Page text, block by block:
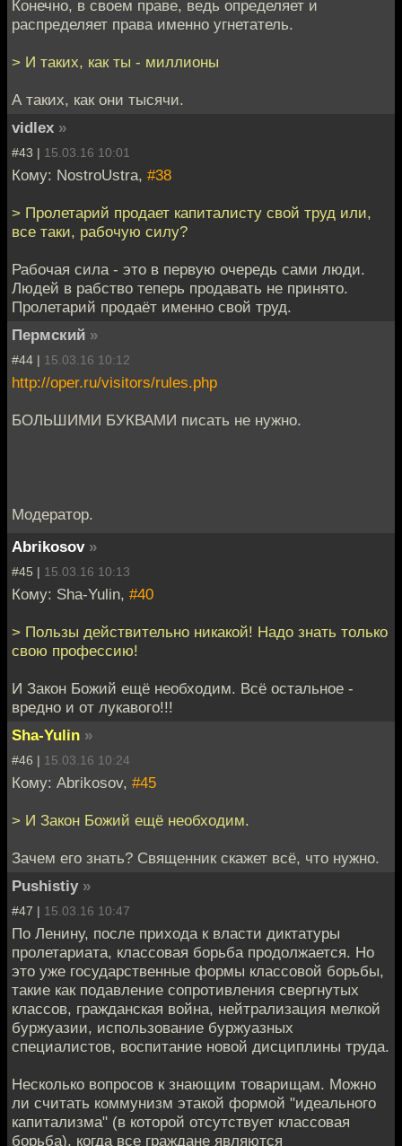
Конечно, в своем праве, ведь определяет и
распределяет права именно угнетатель.
> И таких, как ты - миллионы
А таких, как они тысячи.
vidlex »
#43 | 15.03.16 10:01
Кому: NostroUstra, #38
> Пролетарий продает капиталисту свой труд или,
все таки, рабочую силу?
Рабочая сила - это в первую очередь сами люди.
Людей в рабство теперь продавать не принято.
Пролетарий продаёт именно свой труд.
Пермский »
#44 | 15.03.16 10:12
http://oper.ru/visitors/rules.php
БОЛЬШИМИ БУКВАМИ писать не нужно.
Модератор.
Abrikosov »
#45 | 15.03.16 10:13
Кому: Sha-Yulin, #40
> Пользы действительно никакой! Надо знать только
свою профессию!
И Закон Божий ещё необходим. Всё остальное -
вредно и от лукавого!!!
Sha-Yulin »
#46 | 15.03.16 10:24
Кому: Abrikosov, #45
> И Закон Божий ещё необходим.
Зачем его знать? Священник скажет всё, что нужно.
Pushistiy »
#47 | 15.03.16 10:47
По Ленину, после прихода к власти диктатуры
пролетариата, классовая борьба продолжается. Но
это уже государственные формы классовой борьбы,
такие как подавление сопротивления свергнутых
классов, гражданская война, нейтрализация мелкой
буржуазии, использование буржуазных
специалистов, воспитание новой дисциплины труда.
Несколько вопросов к знающим товарищам. Можно
ли считать коммунизм этакой формой "идеального
капитализма" (в которой отсутствует классовая
борьба), когда все граждане являются